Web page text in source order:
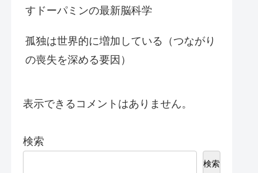
すドーパミンの最新脳科学
孤独は世界的に増加している（つながり
の喪失を深める要因）
表示できるコメントはありません。
検索
検索